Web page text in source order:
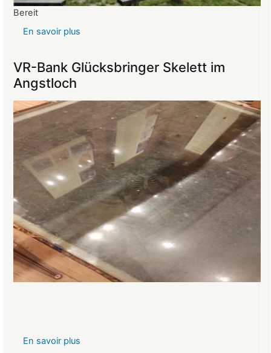
Bereit
En savoir plus
ins
Mittelalter
die
Teilnehmer:innen
VR-Bank Glücksbringer Skelett im
Angstloch
En savoir plus